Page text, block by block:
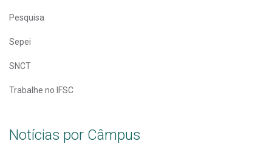
Pesquisa
Sepei
SNCT
Trabalhe no IFSC
Notícias por Câmpus